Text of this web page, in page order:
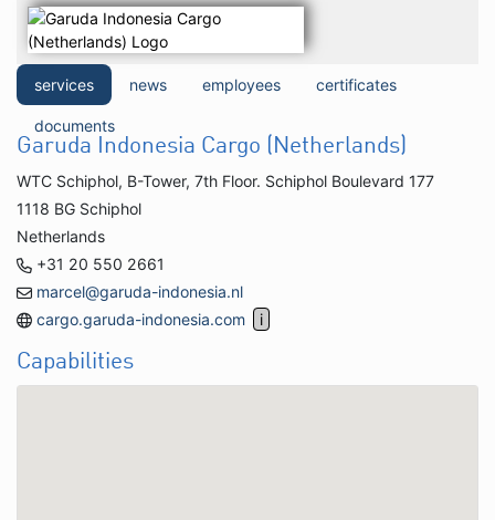
services news employees certificates
documents
Garuda Indonesia Cargo (Netherlands)
WTC Schiphol, B-Tower, 7th Floor. Schiphol Boulevard 177
1118 BG Schiphol
Netherlands
+31 20 550 2661
marcel@garuda-indonesia.nl
cargo.garuda-indonesia.com
Capabilities